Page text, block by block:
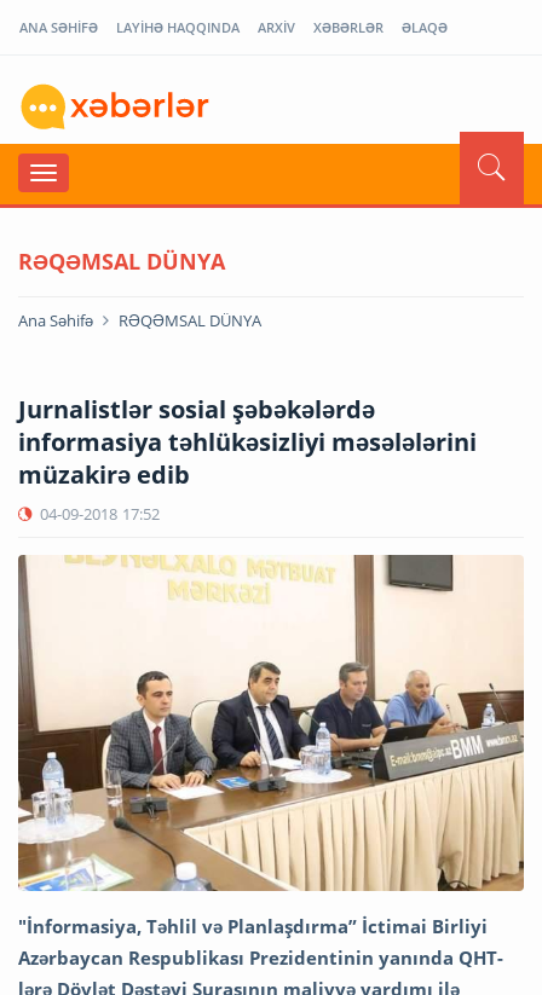
ANA SƏHİFƏ LAYİHƏ HAQQINDA ARXİV XƏBƏRLƏR ƏLAQƏ
RƏQƏMSAL DÜNYA
Ana Səhifə RƏQƏMSAL DÜNYA
Jurnalistlər sosial şəbəkələrdə
informasiya təhlükəsizliyi məsələlərini
müzakirə edib
04-09-2018 17:52
"İnformasiya, Təhlil və Planlaşdırma” İctimai Birliyi
Azərbaycan Respublikası Prezidentinin yanında QHT-
lərə Dövlət Dəstəyi Şurasının maliyyə yardımı ilə